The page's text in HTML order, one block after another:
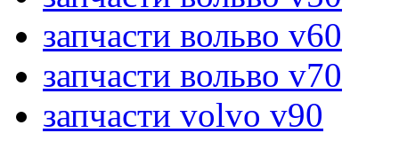
запчасти вольво v60
запчасти вольво v70
запчасти volvo v90